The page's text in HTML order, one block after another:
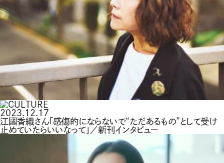
2023.12.17
江國香織さん「感傷的にならないで“ただあるもの”として受け
止めていたらいいなって」／新刊インタビュー